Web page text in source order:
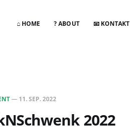
⌂ HOME ? ABOUT 📧 KONTAKT
— 11. SEP. 2022
2022